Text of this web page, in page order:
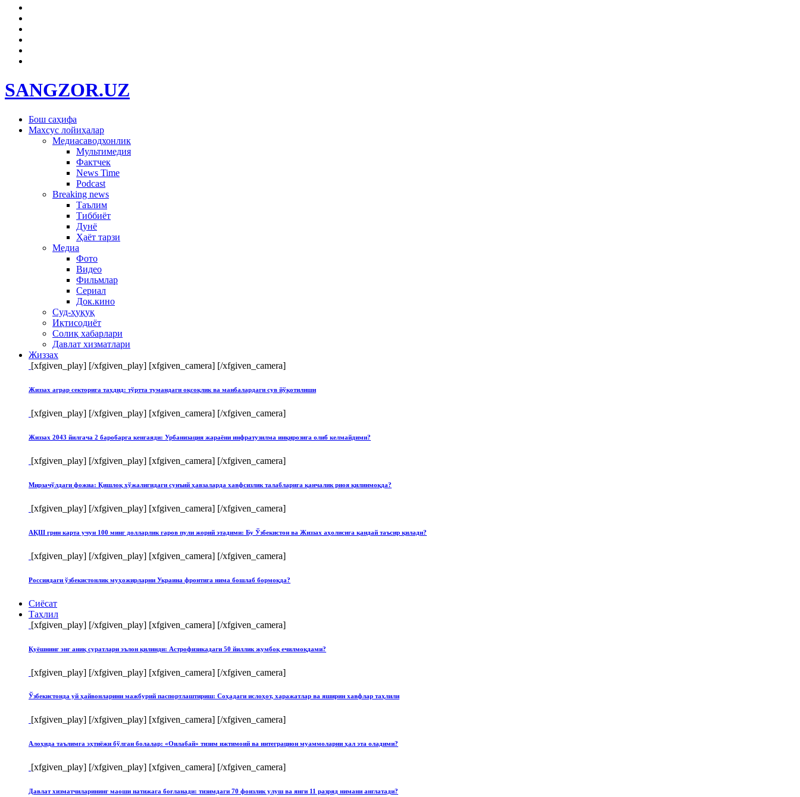
SANGZOR.UZ
Бош саҳифа
Махсус лойиҳалар
Медиасаводхонлик
Мультимедия
Фактчек
News Time
Podcast
Breaking news
Таълим
Тиббиёт
Дунё
Ҳаёт тарзи
Медиа
Фото
Видео
Фильмлар
Сериал
Док.кино
Суд-ҳуқуқ
Иқтисодиёт
Солиқ хабарлари
Давлат хизматлари
Жиззах
[xfgiven_play] [/xfgiven_play] [xfgiven_camera] [/xfgiven_camera]
Жиззах аграр секторига таҳдид: тўртта тумандаги оқсоқлик ва манбалардаги сув йўқотилиши
[xfgiven_play] [/xfgiven_play] [xfgiven_camera] [/xfgiven_camera]
Жиззах 2043 йилгача 2 баробарга кенгаяди: Урбанизация жараёни инфратузилма инқирозига олиб келмайдими?
[xfgiven_play] [/xfgiven_play] [xfgiven_camera] [/xfgiven_camera]
Мирзачўлдаги фожиа: Қишлоқ хўжалигидаги сунъий ҳавзаларда хавфсизлик талабларига қанчалик риоя қилинмоқда?
[xfgiven_play] [/xfgiven_play] [xfgiven_camera] [/xfgiven_camera]
АҚШ грин карта учун 100 минг долларлик гаров пули жорий этадими: Бу Ўзбекистон ва Жиззах аҳолисига қандай таъсир қилади?
[xfgiven_play] [/xfgiven_play] [xfgiven_camera] [/xfgiven_camera]
Россиядаги ўзбекистонлик муҳожирларни Украина фронтига нима бошлаб бормоқда?
Сиёсат
Таҳлил
[xfgiven_play] [/xfgiven_play] [xfgiven_camera] [/xfgiven_camera]
Қуёшнинг энг аниқ суратлари эълон қилинди: Астрофизикадаги 50 йиллик жумбоқ ечилмоқдами?
[xfgiven_play] [/xfgiven_play] [xfgiven_camera] [/xfgiven_camera]
Ўзбекистонда уй ҳайвонларини мажбурий паспортлаштириш: Соҳадаги ислоҳот, харажатлар ва яширин хавфлар таҳлили
[xfgiven_play] [/xfgiven_play] [xfgiven_camera] [/xfgiven_camera]
Алоҳида таълимга эҳтиёжи бўлган болалар: «Оилабай» тизим ижтимоий ва интеграцион муаммоларни ҳал эта оладими?
[xfgiven_play] [/xfgiven_play] [xfgiven_camera] [/xfgiven_camera]
Давлат хизматчиларининг маоши натижага боғланади: тизимдаги 70 фоизлик улуш ва янги 11 разряд нимани англатади?